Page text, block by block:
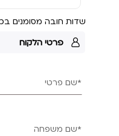
שדות חובה מסומנים
פרטי הלקוח
*שם פרטי
*שם משפחה